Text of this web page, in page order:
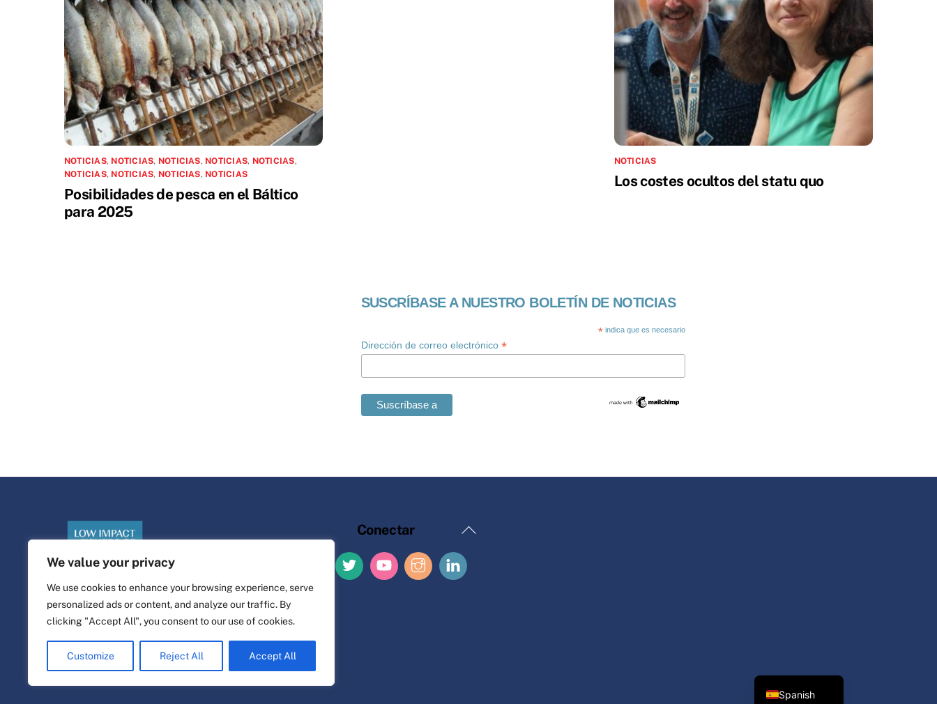
We value your privacy
We use cookies to enhance your browsing experience, serve
personalized ads or content, and analyze our traffic. By
clicking "Accept All", you consent to our use of cookies.
Customize Reject All Accept All
NOTICIAS, NOTICIAS, NOTICIAS, NOTICIAS, NOTICIAS,
NOTICIAS, NOTICIAS, NOTICIAS, NOTICIAS
Posibilidades de pesca en el Báltico
para 2025
NOTICIAS
Los costes ocultos del statu quo
SUSCRÍBASE A NUESTRO BOLETÍN DE NOTICIAS
* indica que es necesario
Dirección de correo electrónico *
Volver
©Plataforma de la vida 2026
Conectar
Spanish